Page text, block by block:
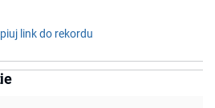
link do rekordu